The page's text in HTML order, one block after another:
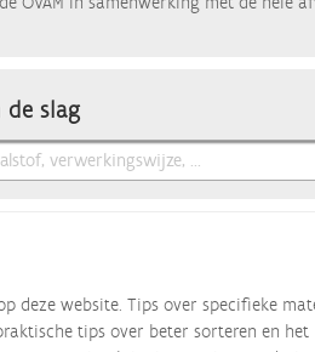
de slag
deze website. Tips over specifieke
tips over beter sorteren en